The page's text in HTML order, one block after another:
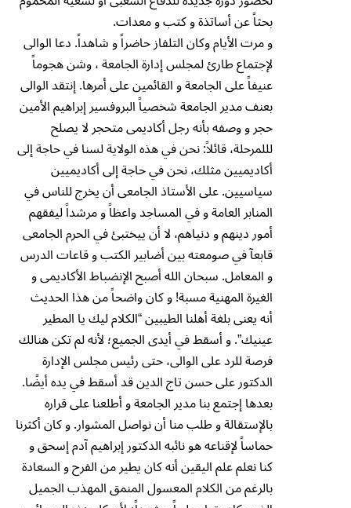
بحثاً عن أساتذة و كتب و معدات.
و مرت الأيام وكان التلفاز حاضراً و شاهداً. دعا الوالى
لإجتماع طارئ لمجلس إدارة الجامعة ، وشن هجوماً
عنيفاً على الجامعة و القائمين على أمرها. إنتقد الوالى
بعنف مدير الجامعة شخصياً البروفسير إبراهيم الأمين
حجر و وصفه بأنه رجل أكاديمى متحجر لا يصلح
لللمرحلة، قائلاً: نحن في هذه الولاية لسنا في حاجة إلى
أكاديميين مثلك، نحن في حاجة إلى أكاديميين
سياسيين. على الأستاذ الجامعى أن يخرج للناس في
المنابر العامة و في المساجد واعظاً و مرشداً ليفقهم
أمور دينهم و دنياهم، لا أن ييختبئ في الحرم الجامعى
قابعآ في صومعته بين أضابير الكتب و قاعات الدرس
و المعامل. سبحان الله أصبح الإنضباط الأكاديمى و
الغيرة المهنية مسبة! و كان واضحاً من هذا الحديث
أنه يعنى بلغة أهلنا الطيبين “الكلام ليك يا المطير
عينيك”. و أسقط في أيدى الجميع؛ لأنه لم تكن هنالك
فرصة للرد على الوالى، حتى رئيس مجلس الإدارة
الدكتور على حسن تاج الدين قد أسقط في يده أيضًا.
بعدها إجتمع بنا مدير الجامعة و أطلعنا على قراره
بالإستقالة و طلب منا أن نواصل المشوار. و كان أكثرنا
حماساً لإقناعه هو نائبه الدكتور إبراهيم آدم إسحق و
كنا نعلم علم اليقين أنه كان يطير من الفرح و السعادة
بالرغم من الكلام المعسول المنمق المهذب الجميل